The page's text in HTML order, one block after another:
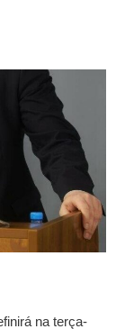
na terça-